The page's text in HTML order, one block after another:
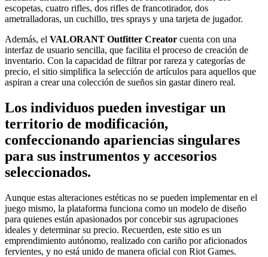
escopetas, cuatro rifles, dos rifles de francotirador, dos
ametralladoras, un cuchillo, tres sprays y una tarjeta de jugador.
Además, el VALORANT Outfitter Creator cuenta con una
interfaz de usuario sencilla, que facilita el proceso de creación de
inventario. Con la capacidad de filtrar por rareza y categorías de
precio, el sitio simplifica la selección de artículos para aquellos que
aspiran a crear una colección de sueños sin gastar dinero real.
Los individuos pueden investigar un
territorio de modificación,
confeccionando apariencias singulares
para sus instrumentos y accesorios
seleccionados.
Aunque estas alteraciones estéticas no se pueden implementar en el
juego mismo, la plataforma funciona como un modelo de diseño
para quienes están apasionados por concebir sus agrupaciones
ideales y determinar su precio. Recuerden, este sitio es un
emprendimiento autónomo, realizado con cariño por aficionados
fervientes, y no está unido de manera oficial con Riot Games.